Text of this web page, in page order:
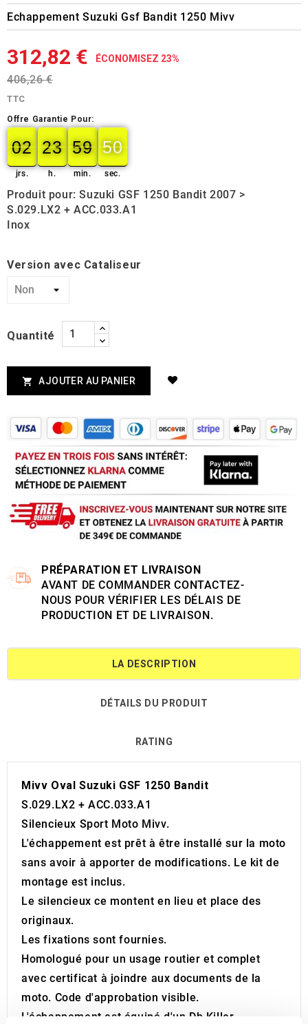
Echappement Suzuki Gsf Bandit 1250 Mivv
312,82 € ÉCONOMISEZ 23%
406,26 €
TTC
Offre Garantie Pour:
02
02
00
jrs.
23
23
00
h.
59
59
00
min.
49
50
sec.
Produit pour: Suzuki GSF 1250 Bandit 2007 >
S.029.LX2 + ACC.033.A1
Inox
Version avec Cataliseur
Quantité
 AJOUTER AU PANIER
PRÉPARATION ET LIVRAISON
AVANT DE COMMANDER CONTACTEZ-
NOUS POUR VÉRIFIER LES DÉLAIS DE
PRODUCTION ET DE LIVRAISON.
LA DESCRIPTION
DÉTAILS DU PRODUIT
RATING
Mivv Oval Suzuki GSF 1250 Bandit
S.029.LX2 + ACC.033.A1
Silencieux Sport Moto Mivv.
L'échappement est prêt à être installé sur la moto
sans avoir à apporter de modifications. Le kit de
montage est inclus.
Le silencieux ce montent en lieu et place des
originaux.
Les fixations sont fournies.
Homologué pour un usage routier et complet
avec certificat à joindre aux documents de la
moto. Code d'approbation visible.
L'échappement est équipé d'un Db Killer.